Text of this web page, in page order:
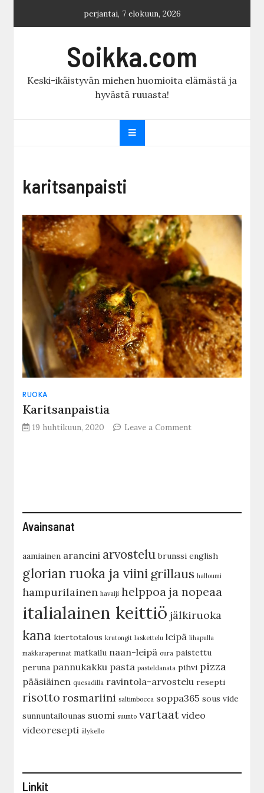
perjantai, 7 elokuun, 2026
Soikka.com
Keski-ikäistyvän miehen huomioita elämästä ja
hyvästä ruuasta!
karitsanpaisti
RUOKA
Karitsanpaistia
19 huhtikuun, 2020 Leave a Commenton
Avainsanat
aamiainen arancini arvostelu brunssi english
glorian ruoka ja viini grillaus halloumi
hampurilainen havaiji helppoa ja nopeaa
italialainen keittiö jälkiruoka
kana kiertotalous krutongit laskettelu leipä lihapulla
makkaraperunat matkailu naan-leipä oura paistettu
peruna pannukakku pasta pasteldanata pihvi pizza
pääsiäinen quesadilla ravintola-arvostelu resepti
risotto rosmariini saltimbocca soppa365 sous vide
sunnuntailounas suomi suunto vartaat video
videoresepti älykello
Linkit